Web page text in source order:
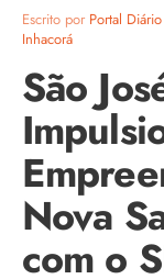
Escrito por Portal Diário
Inhacorá
São
Nova
com o